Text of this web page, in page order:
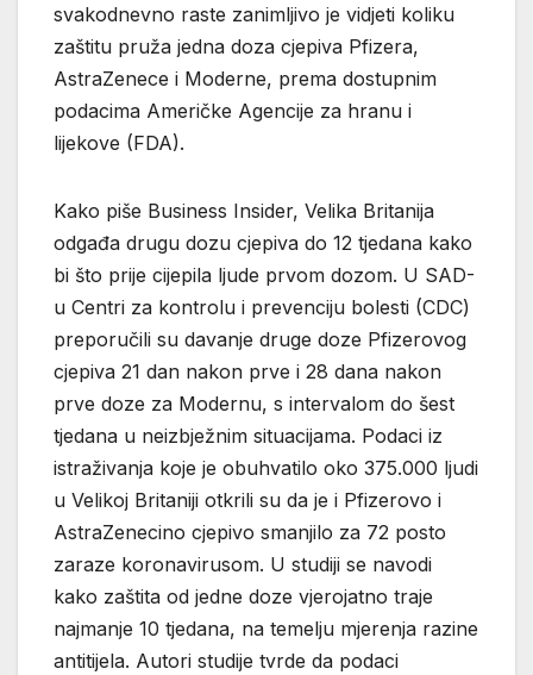
svakodnevno raste zanimljivo je vidjeti koliku
zaštitu pruža jedna doza cjepiva Pfizera,
AstraZenece i Moderne, prema dostupnim
podacima Američke Agencije za hranu i
lijekove (FDA).
Kako piše Business Insider, Velika Britanija
odgađa drugu dozu cjepiva do 12 tjedana kako
bi što prije cijepila ljude prvom dozom. U SAD-
u Centri za kontrolu i prevenciju bolesti (CDC)
preporučili su davanje druge doze Pfizerovog
cjepiva 21 dan nakon prve i 28 dana nakon
prve doze za Modernu, s intervalom do šest
tjedana u neizbježnim situacijama. Podaci iz
istraživanja koje je obuhvatilo oko 375.000 ljudi
u Velikoj Britaniji otkrili su da je i Pfizerovo i
AstraZenecino cjepivo smanjilo za 72 posto
zaraze koronavirusom. U studiji se navodi
kako zaštita od jedne doze vjerojatno traje
najmanje 10 tjedana, na temelju mjerenja razine
antitijela. Autori studije tvrde da podaci